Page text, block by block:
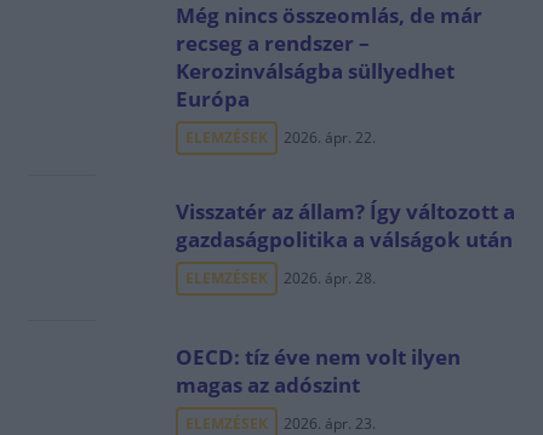
Még nincs összeomlás, de már
recseg a rendszer –
Kerozinválságba süllyedhet
Európa
ELEMZÉSEK 2026. ápr. 22.
Visszatér az állam? Így változott a
gazdaságpolitika a válságok után
ELEMZÉSEK 2026. ápr. 28.
OECD: tíz éve nem volt ilyen
magas az adószint
ELEMZÉSEK 2026. ápr. 23.